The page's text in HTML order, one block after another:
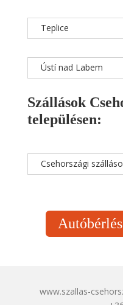
Teplice
Ústí nad Labem
Szállások
településen:
Csehországi
www.szallas-